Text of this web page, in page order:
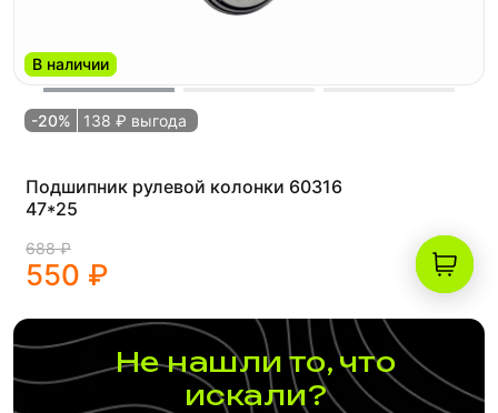
В наличии
-20% 138 ₽ выгода
Подшипник рулевой колонки 60316
47*25
688 ₽
550 ₽
Не нашли то, что
искали?